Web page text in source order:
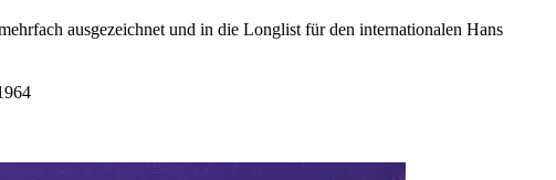
ausgezeichnet und in die Longlist für den internationalen Hans